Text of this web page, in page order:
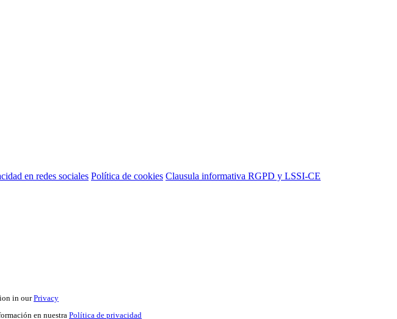
en redes sociales Política de cookies Clausula informativa RGPD y LSSI-CE
in ourPrivacy
en nuestra Política de privacidad